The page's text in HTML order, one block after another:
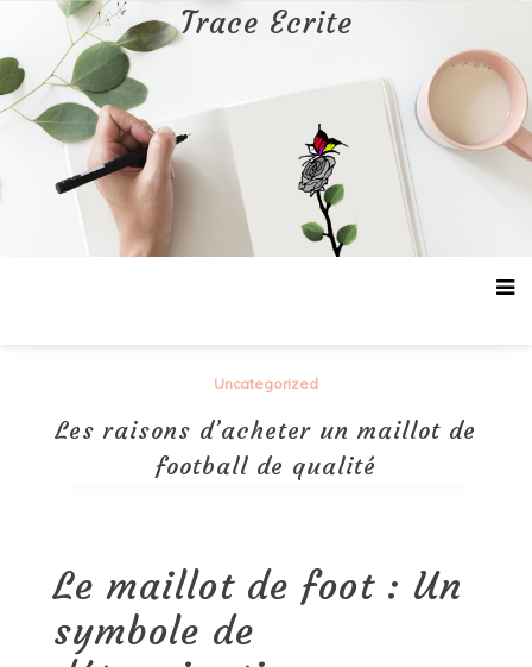
contenu
Trace Ecrite
Uncategorized
Les raisons d’acheter un maillot de
football de qualité
Le maillot de foot : Un
symbole de